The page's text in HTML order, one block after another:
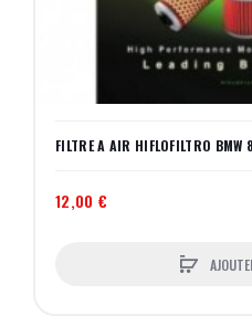
FILTRE A AIR HIFLOFILTRO
12,00 €